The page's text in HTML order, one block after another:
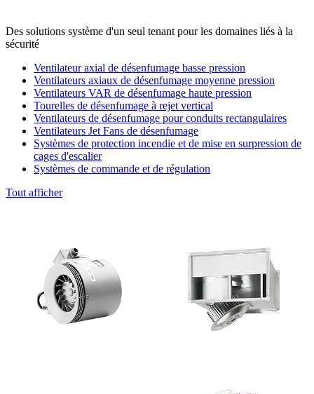
Des solutions système d'un seul tenant pour les domaines liés à la
sécurité
Ventilateur axial de désenfumage basse pression
Ventilateurs axiaux de désenfumage moyenne pression
Ventilateurs VAR de désenfumage haute pression
Tourelles de désenfumage à rejet vertical
Ventilateurs de désenfumage pour conduits rectangulaires
Ventilateurs Jet Fans de désenfumage
Systèmes de protection incendie et de mise en surpression de
cages d'escalier
Systèmes de commande et de régulation
Tout afficher